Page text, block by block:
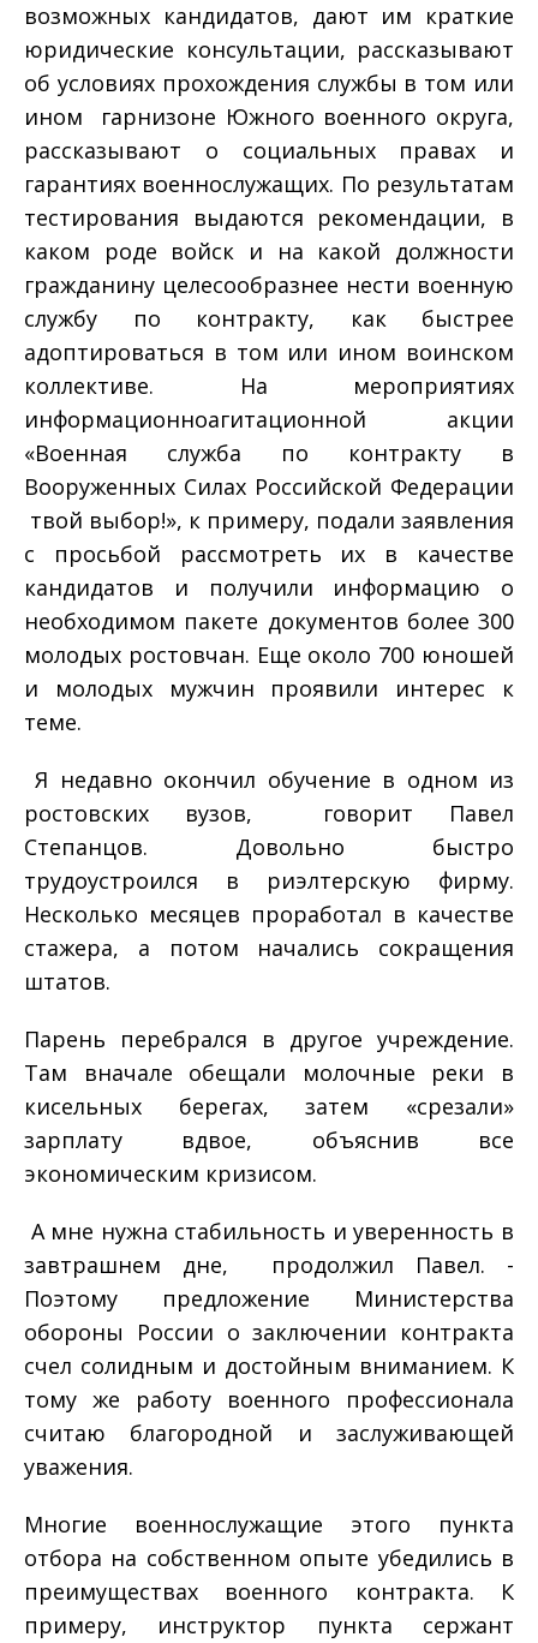
возможных кандидатов, дают им краткие
юридические консультации, рассказывают
об условиях прохождения службы в том или
ином гарнизоне Южного военного округа,
рассказывают о социальных правах и
гарантиях военнослужащих. По результатам
тестирования выдаются рекомендации, в
каком роде войск и на какой должности
гражданину целесообразнее нести военную
службу по контракту, как быстрее
адоптироваться в том или ином воинском
коллективе. На мероприятиях
информационно­агитационной акции
«Военная служба по контракту в
Вооруженных Силах Российской Федерации
­ твой выбор!», к примеру, подали заявления
с просьбой рассмотреть их в качестве
кандидатов и получили информацию о
необходимом пакете документов более 300
молодых ростовчан. Еще около 700 юношей
и молодых мужчин проявили интерес к
теме.
­ Я недавно окончил обучение в одном из
ростовских вузов, ­ говорит Павел
Степанцов.­ Довольно быстро
трудоустроился в риэлтерскую фирму.
Несколько месяцев проработал в качестве
стажера, а потом начались сокращения
штатов.
Парень перебрался в другое учреждение.
Там вначале обещали молочные реки в
кисельных берегах, затем «срезали»
зарплату вдвое, объяснив все
экономическим кризисом.
­
А мне нужна стабильность и уверенность в
завтрашнем дне, ­ продолжил Павел. ­
Поэтому предложение Министерства
обороны России о заключении контракта
счел солидным и достойным вниманием. К
тому же работу военного профессионала
считаю благородной и заслуживающей
уважения.
Многие военнослужащие этого пункта
отбора на собственном опыте убедились в
преимуществах военного контракта. К
примеру, инструктор пункта сержант